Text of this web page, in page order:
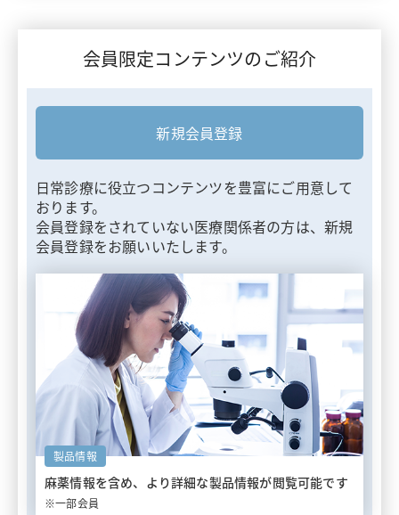
会員限定コンテンツのご紹介
新規会員登録
日常診療に役立つコンテンツを豊富にご用意して
おります。
会員登録をされていない医療関係者の方は、新規
会員登録をお願いいたします。
製品情報
麻薬情報を含め、 より詳細な製品情報が閲覧可能です
※一部会員